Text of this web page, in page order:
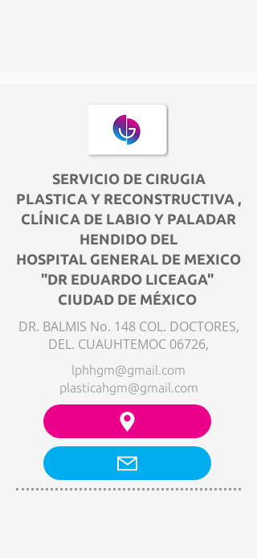
SERVICIO DE CIRUGIA
PLASTICA Y RECONSTRUCTIVA ,
CLÍNICA DE LABIO Y PALADAR
HENDIDO DEL
HOSPITAL GENERAL DE MEXICO
"DR EDUARDO LICEAGA"
CIUDAD DE MÉXICO
DR. BALMIS No. 148 COL. DOCTORES,
DEL. CUAUHTEMOC 06726,
lphhgm@gmail.com
plasticahgm@gmail.com